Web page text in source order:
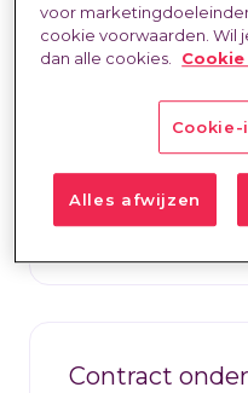
Wat bieden
Contract
voor
cookie voorwaarden. Wil
dan alle cookies.
Alles afwijzen